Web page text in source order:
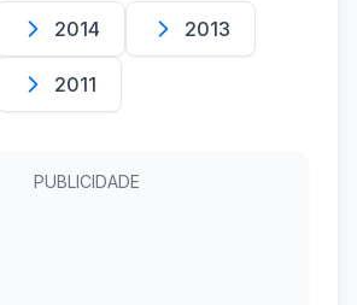
2014 2013
2011
PUBLICIDADE